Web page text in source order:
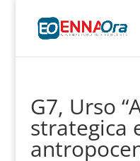
G7, Urso
strategica